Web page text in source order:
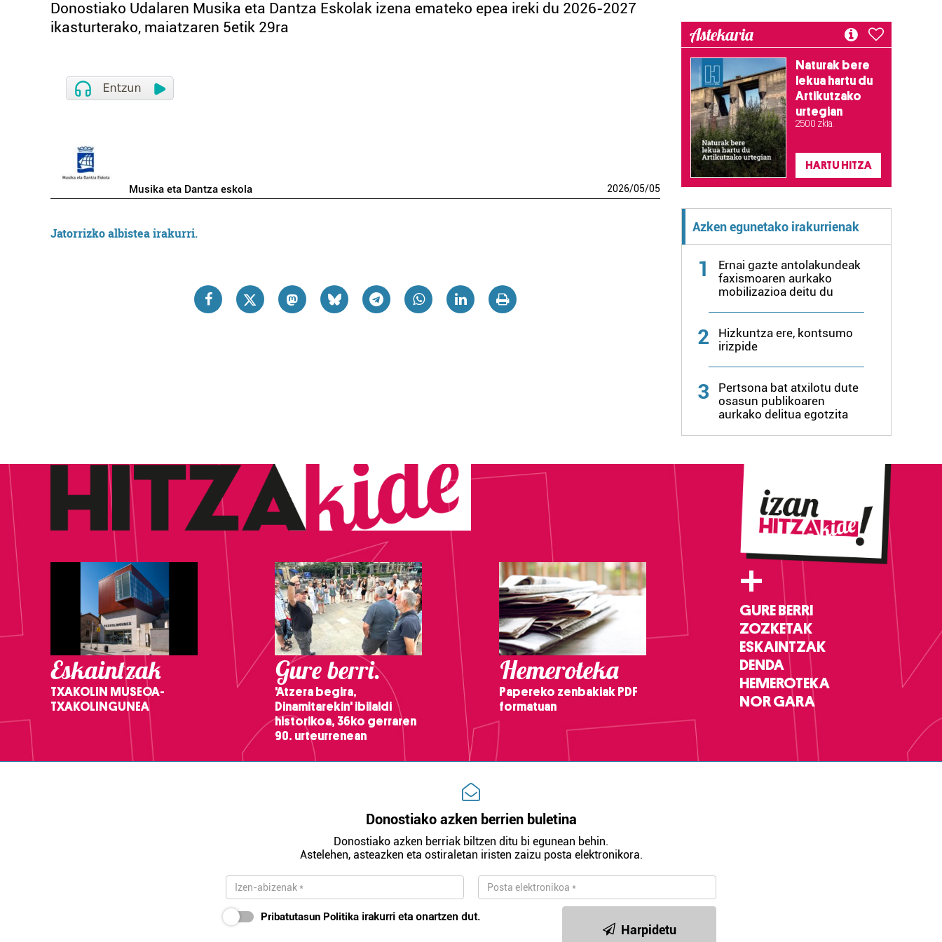
Donostiako Udalaren Musika eta Dantza Eskolak izena emateko epea ireki du 2026-2027
ikasturterako, maiatzaren 5etik 29ra
Musika eta Dantza eskola 2026/05/05
Jatorrizko albistea irakurri.
Astekaria
Naturak bere
lekua hartu du
Artikutzako
urtegian
2.500 zkia.
HARTU HITZA
Azken egunetako irakurrienak
1
Ernai gazte antolakundeak
faxismoaren aurkako
mobilizazioa deitu du
2
Hizkuntza ere, kontsumo
irizpide
3
Pertsona bat atxilotu dute
osasun publikoaren
aurkako delitua egotzita
Eskaintzak
TXAKOLIN MUSEOA-
TXAKOLINGUNEA
Gure berri.
'Atzera begira,
Dinamitarekin' ibilaldi
historikoa, 36ko gerraren
90. urteurrenean
Hemeroteka
Papereko zenbakiak PDF
formatuan
+
GURE BERRI
ZOZKETAK
ESKAINTZAK
DENDA
HEMEROTEKA
NOR GARA
Donostiako azken berrien buletina
Donostiako azken berriak biltzen ditu bi egunean behin.
Astelehen, asteazken eta ostiraletan iristen zaizu posta elektronikora.
Pribatutasun Politika irakurri eta onartzen dut.
Harpidetu